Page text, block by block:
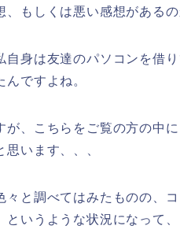
、もしくは悪い感想がある
自身は友達のパソコンを借
んですよね。
が、こちらをご覧の方の中
思います、、、
々と調べてはみたものの、
というような状況になって